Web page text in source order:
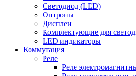
Светодиод (LED)
Оптроны
Дисплеи
Комплектующие для
LED индикаторы
Коммутация
Реле
Реле